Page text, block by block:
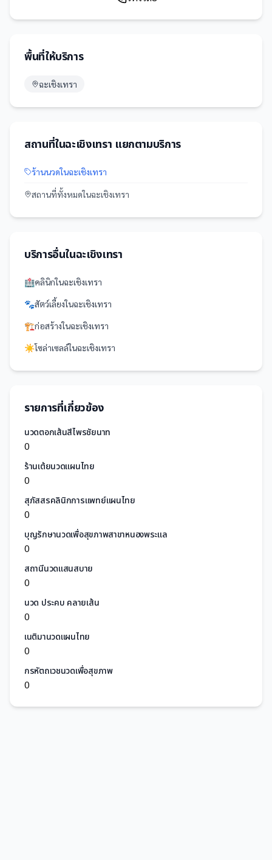
พื้นที่ให้บริการ
ฉะเชิงเทรา
สถานที่ในฉะเชิงเทรา แยกตามบริการ
ร้านนวดในฉะเชิงเทรา
สถานที่ทั้งหมดในฉะเชิงเทรา
บริการอื่นในฉะเชิงเทรา
🏥คลินิกในฉะเชิงเทรา
🐾สัตว์เลี้ยงในฉะเชิงเทรา
🏗️ก่อสร้างในฉะเชิงเทรา
☀️โซล่าเซลล์ในฉะเชิงเทรา
รายการที่เกี่ยวข้อง
นวดตอกเส้นสีไพรชัยนาท
0
ร้านเต้ยนวดแผนไทย
0
สุภัสสรคลินิกการแพทย์แผนไทย
0
บุญรักษานวดเพื่อสุขภาพสาขาหนองพระแล
0
สถานีนวดแสนสบาย
0
นวด ประคบ คลายเส้น
0
เนติมานวดแผนไทย
0
กรหัตถเวชนวดเพื่อสุขภาพ
0